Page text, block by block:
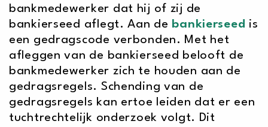
bankmedewerker dat hij of zij de
bankierseed aflegt. Aan de bankierseed is
een gedragscode verbonden. Met het
afleggen van de bankierseed belooft de
bankmedewerker zich te houden aan de
gedragsregels. Schending van de
gedragsregels kan ertoe leiden dat er een
tuchtrechtelijk onderzoek volgt. Dit